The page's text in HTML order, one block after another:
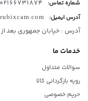
0/5 (0 دیدگاه)
0/5 (0 دیدگاه)
شماره تماس: 02166731874 | 02166712748 | 09192022056
آدرس ایمیل:
آدرس : خیابان جمهوری بعد از
خدمات ما
سوالات متداول
رویه بازگردانی کالا
حریم خصوصی